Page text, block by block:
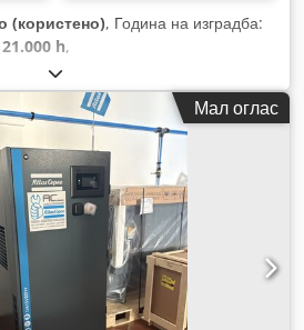
(користено), Година на изградба:
21.000 h,
Мал оглас